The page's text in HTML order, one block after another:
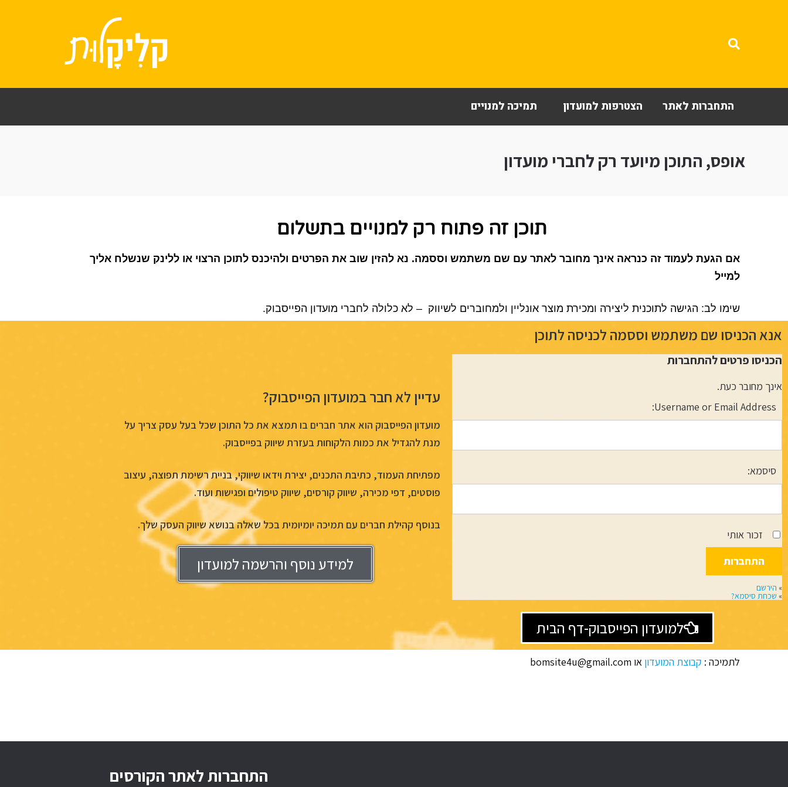
התחברות לאתר הצטרפות למועדון תמיכה למנויים
אופס, התוכן מיועד רק לחברי מועדון
תוכן זה פתוח רק למנויים בתשלום
אם הגעת לעמוד זה כנראה אינך מחובר לאתר עם שם משתמש וססמה. נא להזין שוב את הפרטים ולהיכנס לתוכן הרצוי או ללינק שנשלח אליך
למייל
שימו לב: הגישה לתוכנית ליצירה ומכירת מוצר אונליין ולמחוברים לשיווק – לא כלולה לחברי מועדון הפייסבוק.
אנא הכניסו שם משתמש וססמה לכניסה לתוכן
הכניסו פרטים להתחברות
אינך מחובר כעת.
Username or Email Address:
סיסמא:
זכור אותי
» הירשם
» שכחת סיסמא?
למועדון הפייסבוק-דף הבית
עדיין לא חבר במועדון הפייסבוק?
מועדון הפייסבוק הוא אתר חברים בו תמצא את כל התוכן שכל בעל עסק צריך על
מנת להגדיל את כמות הלקוחות בעזרת שיווק בפייסבוק.
מפתיחת העמוד, כתיבת התכנים, יצירת וידאו שיווקי, בניית רשימת תפוצה, עיצוב
פוסטים, דפי מכירה, שיווק קורסים, שיווק טיפולים ופגישות ועוד.
בנוסף קהילת חברים עם תמיכה יומיומית בכל שאלה בנושא שיווק העסק שלך.
למידע נוסף והרשמה למועדון
לתמיכה : קבוצת המועדון או bomsite4u@gmail.com
התחברות לאתר הקורסים